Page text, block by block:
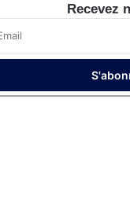
Recevez